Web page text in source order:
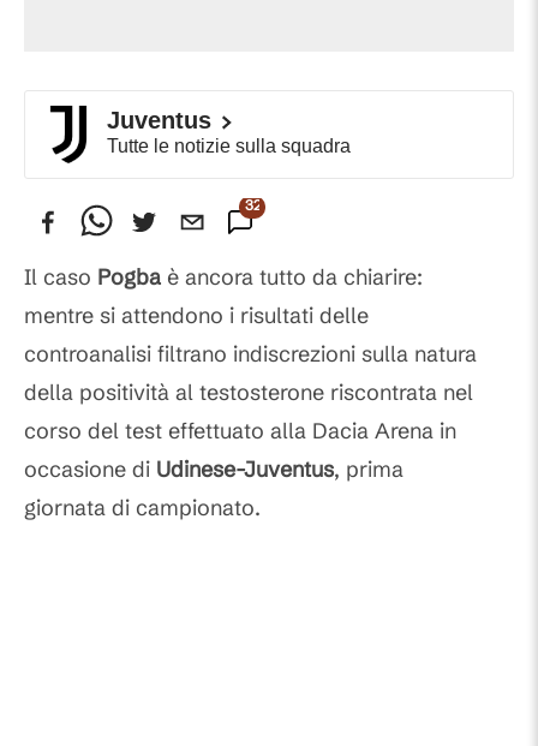
Juventus
Tutte le notizie sulla squadra
321
Il caso Pogba è ancora tutto da chiarire:
mentre si attendono i risultati delle
controanalisi filtrano indiscrezioni sulla natura
della positività al testosterone riscontrata nel
corso del test effettuato alla Dacia Arena in
occasione di Udinese-Juventus, prima
giornata di campionato.